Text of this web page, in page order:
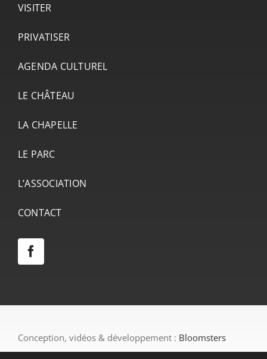
VISITER
PRIVATISER
AGENDA CULTUREL
LE CHÂTEAU
LA CHAPELLE
LE PARC
L’ASSOCIATION
CONTACT
Conception, vidéos & développement : Bloomsters